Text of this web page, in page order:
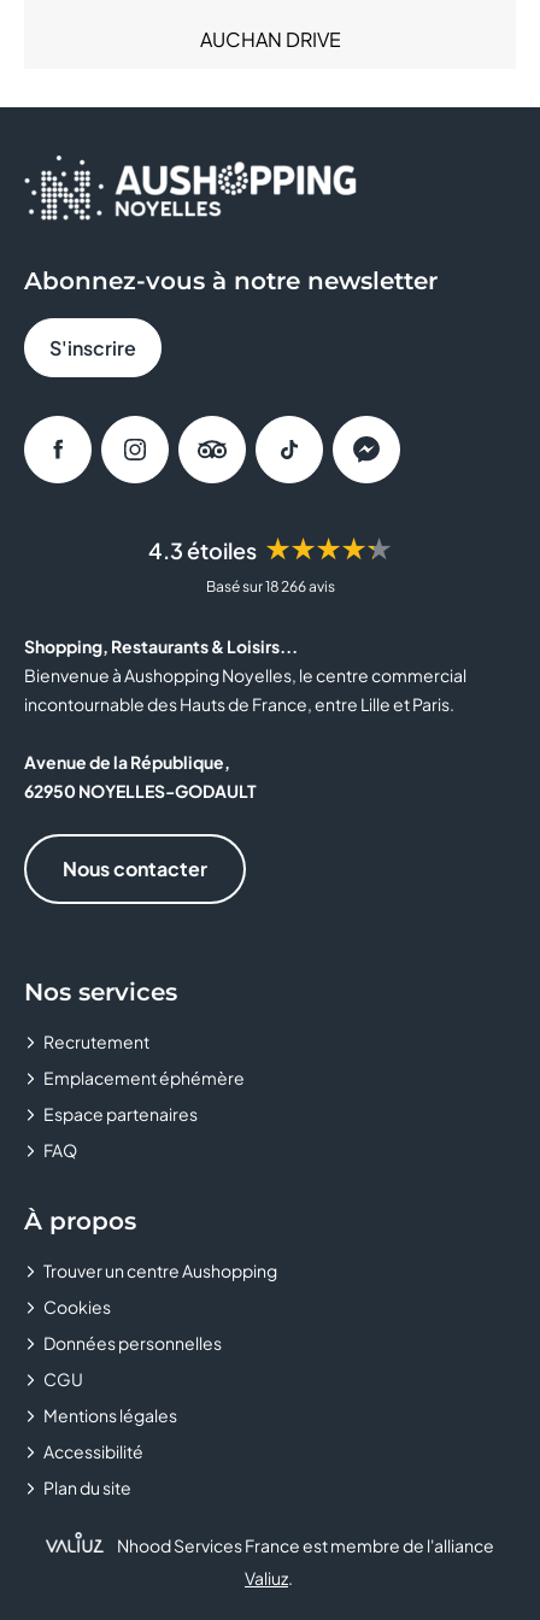
AUCHAN DRIVE
BLEU
BONOBO
BOTTINA
BOUTIQUE OFFICIELLE DU RC LENS
BOUYGUES TELECOM
BRIOCHE DORÉE
BURGER KING
CHEZ MARCEL
CHOPSTICKS & CO
CLAIRE'S
Santé (6)
Sous-vêtements (8)
Sweat Eats (1)
4.3 étoiles ★★★★★
Basé sur 18 266 avis
Shopping, Restaurants & Loisirs...
Bienvenue à Aushopping Noyelles, le centre commercial
incontournable des Hauts de France, entre Lille et Paris.
Avenue de la République,
62950 NOYELLES-GODAULT
Nous contacter
Nos services
Recrutement
Emplacement éphémère
Espace partenaires
FAQ
À propos
Trouver un centre Aushopping
Cookies
Données personnelles
CGU
Mentions légales
Accessibilité
Plan du site
Abonnez-vous à notre newsletter
S'inscrire
FacebookInstagramTripadvisorTiktok Messenger
Nhood Services France est membre de l'alliance
Valiuz.